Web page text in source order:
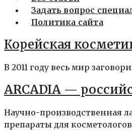
Задать вопрос
Политика сайта
Корейская
В 2011 году весь мир
ARCADIA —
Научно-производственная
препараты для